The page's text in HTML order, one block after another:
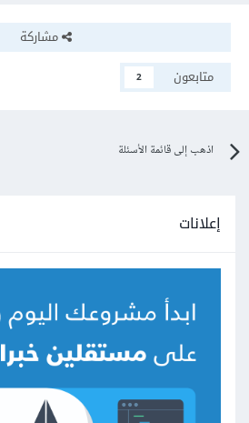
مشاركة
متابعون
2
اذهب إلى قائمة الأسئلة
إعلانات